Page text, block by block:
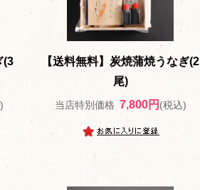
(3
【送料無料】炭焼蒲焼うなぎ(2
尾)
当店特別価格 7,800円 (税込)